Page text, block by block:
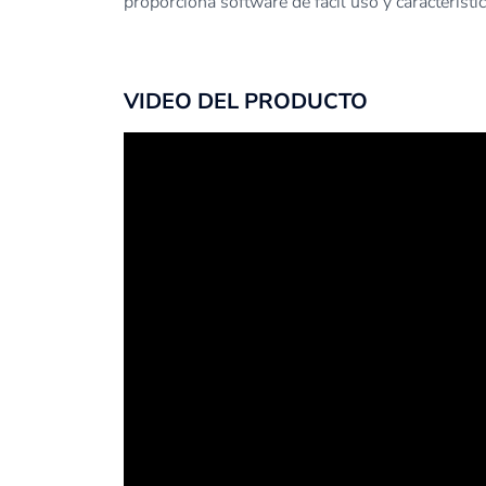
VIDEO DEL PRODUCTO